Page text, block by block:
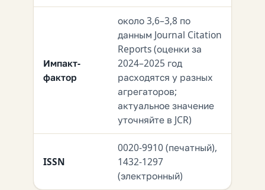
Импакт-
фактор
около 3,6–3,8 по
данным Journal Citation
Reports (оценки за
2024–2025 год
расходятся у разных
агрегаторов;
актуальное значение
уточняйте в JCR)
ISSN
0020-9910 (печатный),
1432-1297
(электронный)